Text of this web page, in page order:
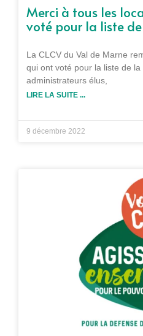
Merci à tous les
voté pour la liste de
La CLCV du Val de Marne
qui ont voté pour la liste de
administrateurs élus,
LIRE LA SUITE ...
9 décembre 2022